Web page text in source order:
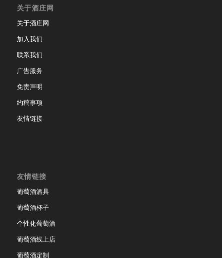
关于酒庄网
关于酒庄网
加入我们
联系我们
广告服务
免责声明
约稿事项
友情链接
友情链接
葡萄酒酒具
葡萄酒杯子
个性化葡萄酒
葡萄酒线上店
葡萄酒定制